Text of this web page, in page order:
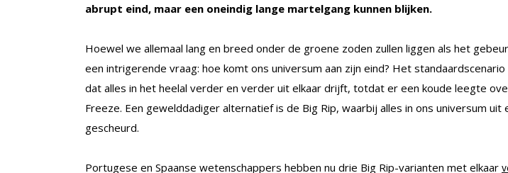
abrupt eind, maar een oneindig lange martelgang kunnen blijken.
Hoewel we allemaal lang en breed onder de groene zoden zullen liggen als het
een intrigerende vraag: hoe komt ons universum aan zijn eind? Het
dat alles in het heelal verder en verder uit elkaar drijft, totdat er een koude leegte
Freeze. Een gewelddadiger alternatief is de Big Rip, waarbij alles in ons universum uit
gescheurd.
Portugese en Spaanse wetenschappers hebben nu drie Big Rip-varianten met elkaar